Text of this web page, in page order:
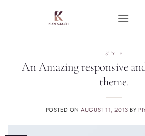
STYLE
An Amazing responsive
theme.
POSTED ONAUGUST 11, 2013 BY